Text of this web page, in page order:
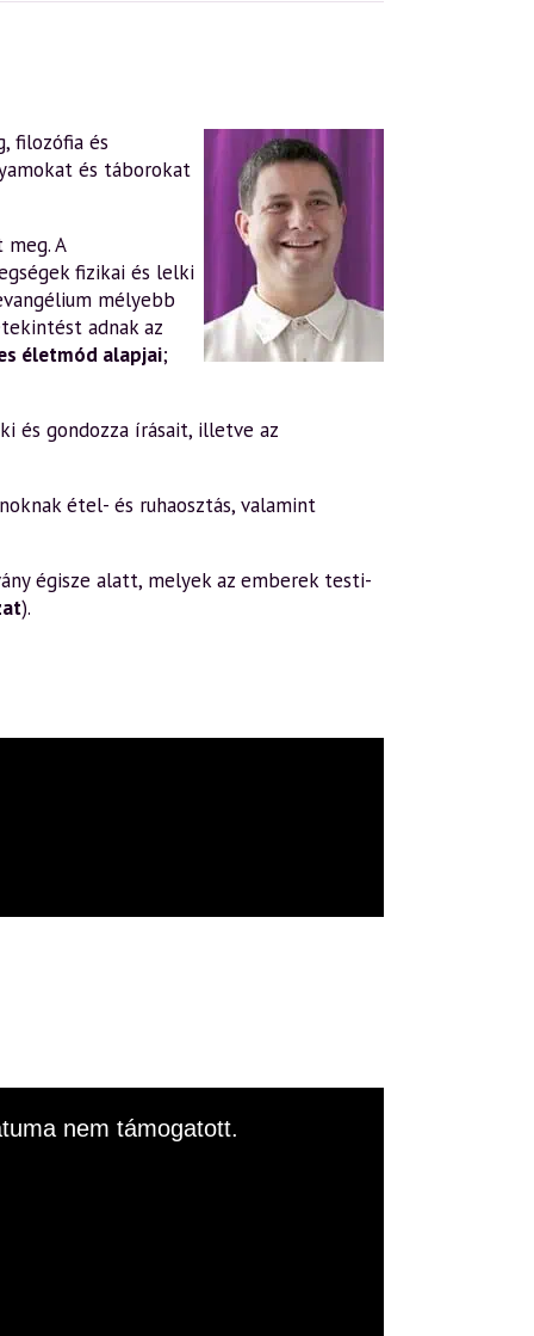
filozófia és
és táborokat
A
fizikai és lelki
mélyebb
adnak az
életmód alapjai;
és gondozza írásait, illetve az
étel- és ruhaosztás, valamint
égisze alatt, melyek az emberek testi-
).
nem támogatott.